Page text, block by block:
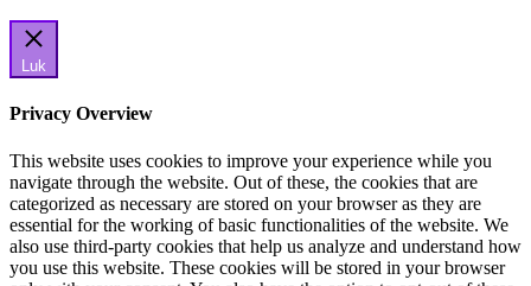
Luk
Privacy Overview
This website uses cookies to improve your experience while you
navigate through the website. Out of these, the cookies that are
categorized as necessary are stored on your browser as they are
essential for the working of basic functionalities of the website. We
also use third-party cookies that help us analyze and understand how
you use this website. These cookies will be stored in your browser